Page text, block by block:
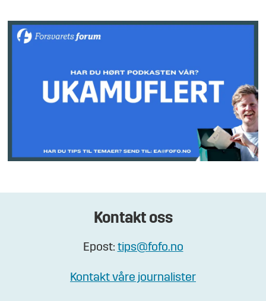
Kontakt oss
Epost: tips@fofo.no
Kontakt våre journalister